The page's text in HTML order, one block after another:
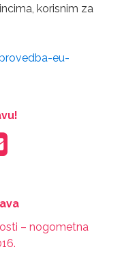
korisnim za
eu-
– nogometna